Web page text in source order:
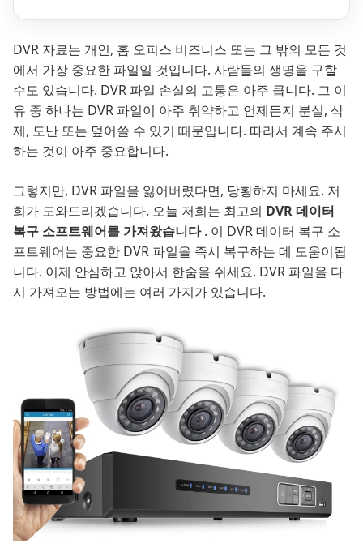
DVR 자료는 개인, 홈 오피스 비즈니스 또는 그 밖의 모든 것
에서 가장 중요한 파일일 것입니다. 사람들의 생명을 구할
수도 있습니다. DVR 파일 손실의 고통은 아주 큽니다. 그 이
유 중 하나는 DVR 파일이 아주 취약하고 언제든지 분실, 삭
제, 도난 또는 덮어쓸 수 있기 때문입니다. 따라서 계속 주시
하는 것이 아주 중요합니다.
그렇지만, DVR 파일을 잃어버렸다면, 당황하지 마세요. 저
희가 도와드리겠습니다. 오늘 저희는 최고의 DVR 데이터
복구 소프트웨어를 가져왔습니다. 이 DVR 데이터 복구 소
프트웨어는 중요한 DVR 파일을 즉시 복구하는 데 도움이됩
니다. 이제 안심하고 앉아서 한숨을 쉬세요. DVR 파일을 다
시 가져오는 방법에는 여러 가지가 있습니다.